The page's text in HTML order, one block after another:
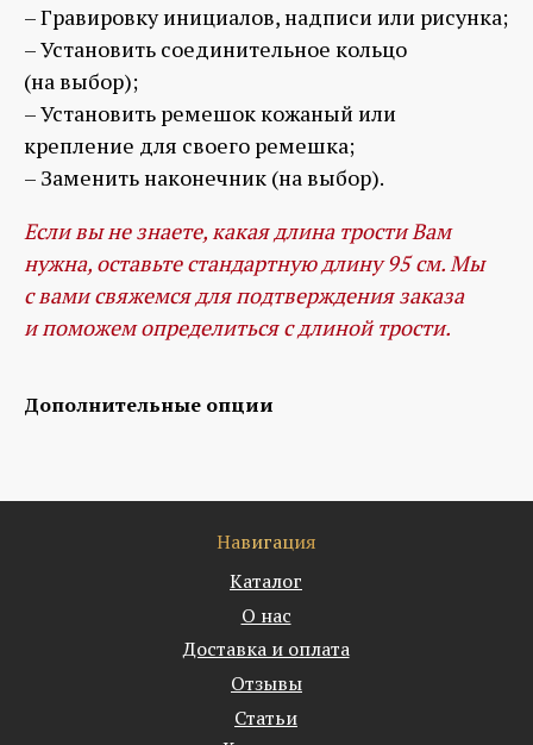
– Гравировку инициалов, надписи или рисунка;
– Установить соединительное кольцо
(на выбор);
– Установить ремешок кожаный или
крепление для своего ремешка;
– Заменить наконечник (на выбор).
Если вы не знаете, какая длина трости Вам
нужна, оставьте стандартную длину 95 см. Мы
с вами свяжемся для подтверждения заказа
и поможем определиться с длиной трости.
Дополнительные опции
Навигация
Каталог
О нас
Доставка и оплата
Отзывы
Статьи